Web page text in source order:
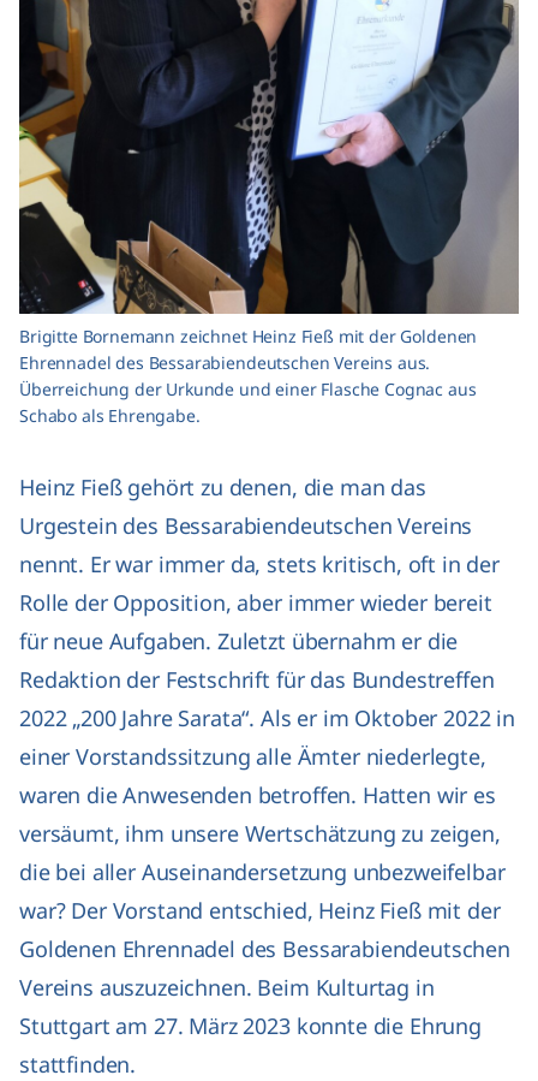
Brigitte Bornemann zeichnet Heinz Fieß mit der Goldenen
Ehrennadel des Bessarabiendeutschen Vereins aus.
Überreichung der Urkunde und einer Flasche Cognac aus
Schabo als Ehrengabe.
Heinz Fieß gehört zu denen, die man das
Urgestein des Bessarabiendeutschen Vereins
nennt. Er war immer da, stets kritisch, oft in der
Rolle der Opposition, aber immer wieder bereit
für neue Aufgaben. Zuletzt übernahm er die
Redaktion der Festschrift für das Bundestreffen
2022 „200 Jahre Sarata“. Als er im Oktober 2022 in
einer Vorstandssitzung alle Ämter niederlegte,
waren die Anwesenden betroffen. Hatten wir es
versäumt, ihm unsere Wertschätzung zu zeigen,
die bei aller Auseinandersetzung unbezweifelbar
war? Der Vorstand entschied, Heinz Fieß mit der
Goldenen Ehrennadel des Bessarabiendeutschen
Vereins auszuzeichnen. Beim Kulturtag in
Stuttgartam 27. März 2023 konnte die Ehrung
stattfinden.